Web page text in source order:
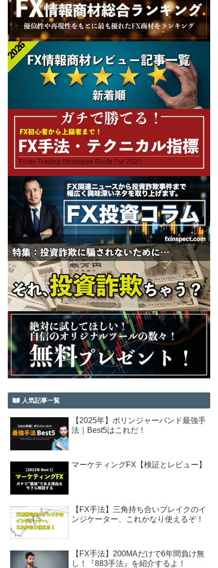
人気記事一覧
【2025年】ボリンジャーバンド最強手
法｜Best5はこれだ！
マーケティングFX【検証とレビュー】
【FX手法】三角持ち合いブレイクのイ
ンジケーター、これかなり使えるぞ！
【FX手法】200MAだけで6年間負け無
し！『883手法』を紹介するよ！